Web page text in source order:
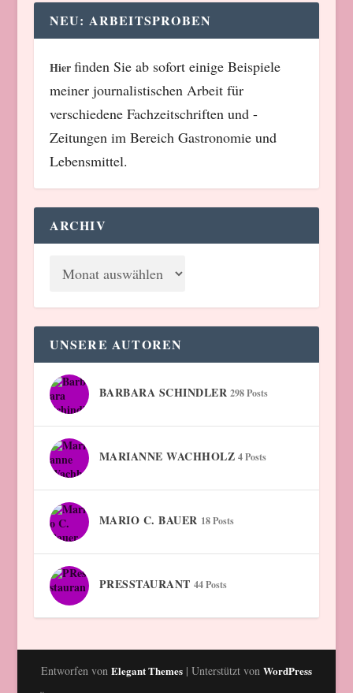
NEU: ARBEITSPROBEN
Hierfinden Sie ab sofort einige Beispiele
meiner journalistischen Arbeit für
verschiedene Fachzeitschriften und -
Zeitungen im Bereich Gastronomie und
Lebensmittel.
ARCHIV
UNSERE AUTOREN
BARBARA SCHINDLER 298 Posts
MARIANNE WACHHOLZ 4 Posts
MARIO C. BAUER 18 Posts
PRESSTAURANT 44 Posts
Entworfen von Elegant Themes| Unterstützt von WordPress